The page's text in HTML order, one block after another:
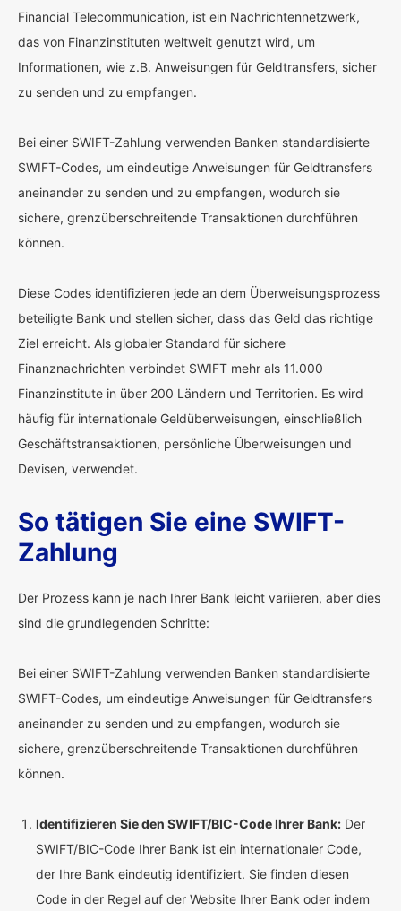
Financial Telecommunication, ist ein Nachrichtennetzwerk,
das von Finanzinstituten weltweit genutzt wird, um
Informationen, wie z.B. Anweisungen für Geldtransfers, sicher
zu senden und zu empfangen.
Bei einer SWIFT-Zahlung verwenden Banken standardisierte
SWIFT-Codes, um eindeutige Anweisungen für Geldtransfers
aneinander zu senden und zu empfangen, wodurch sie
sichere, grenzüberschreitende Transaktionen durchführen
können.
Diese Codes identifizieren jede an dem Überweisungsprozess
beteiligte Bank und stellen sicher, dass das Geld das richtige
Ziel erreicht. Als globaler Standard für sichere
Finanznachrichten verbindet SWIFT mehr als 11.000
Finanzinstitute in über 200 Ländern und Territorien. Es wird
häufig für internationale Geldüberweisungen, einschließlich
Geschäftstransaktionen, persönliche Überweisungen und
Devisen, verwendet.
So tätigen Sie eine SWIFT-
Zahlung
Der Prozess kann je nach Ihrer Bank leicht variieren, aber dies
sind die grundlegenden Schritte:
Bei einer SWIFT-Zahlung verwenden Banken standardisierte
SWIFT-Codes, um eindeutige Anweisungen für Geldtransfers
aneinander zu senden und zu empfangen, wodurch sie
sichere, grenzüberschreitende Transaktionen durchführen
können.
Identifizieren Sie den SWIFT/BIC-Code Ihrer Bank: Der
SWIFT/BIC-Code Ihrer Bank ist ein internationaler Code,
der Ihre Bank eindeutig identifiziert. Sie finden diesen
Code in der Regel auf der Website Ihrer Bank oder indem